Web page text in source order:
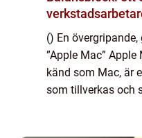
() En
”Apple Mac”
känd som Mac, är
som tillverkas och